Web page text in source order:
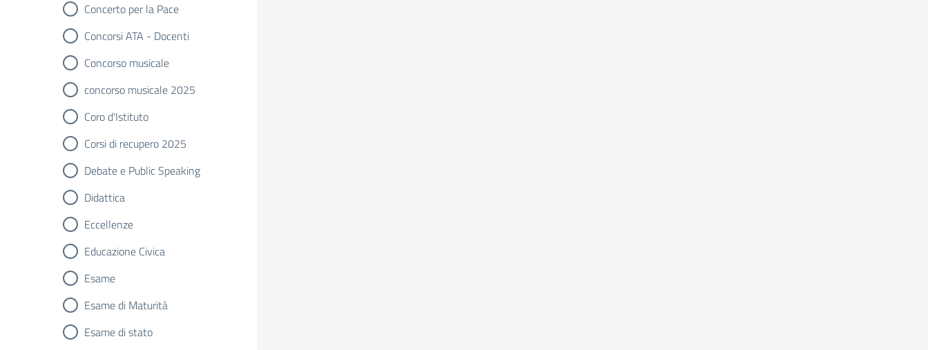
Concerto per la Pace
Concorsi ATA - Docenti
Concorso musicale
concorso musicale 2025
Coro d'Istituto
Corsi di recupero 2025
Debate e Public Speaking
Didattica
Eccellenze
Educazione Civica
Esame
Esame di Maturità
Esame di stato